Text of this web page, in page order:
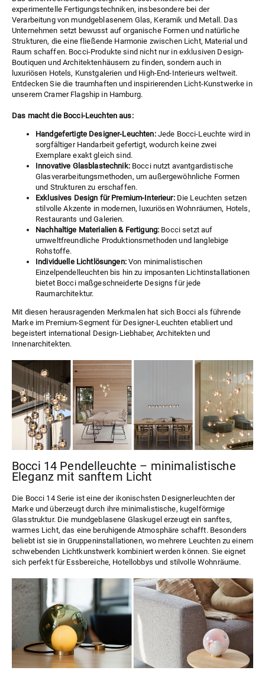
experimentelle Fertigungstechniken, insbesondere bei der
Verarbeitung von mundgeblasenem Glas, Keramik und Metall. Das
Unternehmen setzt bewusst auf organische Formen und natürliche
Strukturen, die eine fließende Harmonie zwischen Licht, Material und
Raum schaffen. Bocci-Produkte sind nicht nur in exklusiven Design-
Boutiquen und Architektenhäusern zu finden, sondern auch in
luxuriösen Hotels, Kunstgalerien und High-End-Interieurs weltweit.
Entdecken Sie die traumhaften und inspirierenden Licht-Kunstwerke in
unseremCramer Flagship in Hamburg.
Das macht die Bocci-Leuchten aus:
Handgefertigte Designer-Leuchten:Jede Bocci-Leuchte wird in
sorgfältiger Handarbeit gefertigt, wodurch keine zwei
Exemplare exakt gleich sind.
Innovative Glasblastechnik:Bocci nutzt avantgardistische
Glasverarbeitungsmethoden, um außergewöhnliche Formen
und Strukturen zu erschaffen.
Exklusives Design für Premium-Interieur:Die Leuchten setzen
stilvolle Akzente in modernen, luxuriösen Wohnräumen, Hotels,
Restaurants und Galerien.
Nachhaltige Materialien & Fertigung: Bocci setzt auf
umweltfreundliche Produktionsmethoden und langlebige
Rohstoffe.
Individuelle Lichtlösungen:Von minimalistischen
Einzelpendelleuchten bis hin zu imposanten Lichtinstallationen
bietet Bocci maßgeschneiderte Designs für jede
Raumarchitektur.
Mit diesen herausragenden Merkmalen hat sich Bocci als führende
Marke im Premium-Segment für Designer-Leuchten etabliert und
begeistert international Design-Liebhaber, Architekten und
Innenarchitekten.
Bocci 14 Pendelleuchte – minimalistische
Eleganz mit sanftem Licht
Die Bocci 14 Serie ist eine der ikonischsten Designerleuchten der
Marke und überzeugt durch ihre minimalistische, kugelförmige
Glasstruktur. Die mundgeblasene Glaskugel erzeugt ein sanftes,
warmes Licht, das eine beruhigende Atmosphäre schafft. Besonders
beliebt ist sie in Gruppeninstallationen, wo mehrere Leuchten zu einem
schwebenden Lichtkunstwerk kombiniert werden können. Sie eignet
sich perfekt für Essbereiche, Hotellobbys und stilvolle Wohnräume.